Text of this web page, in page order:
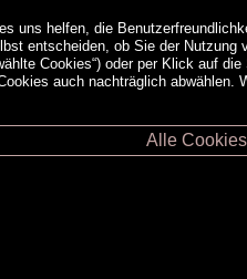
uns helfen, die
entscheiden, ob Sie der Nutzung
Cookies“) oder per Klick auf die
auch nachträglich abwählen.
Alle Cookies